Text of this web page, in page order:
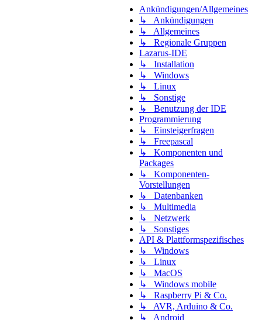
Ankündigungen/Allgemeines
↳ Ankündigungen
↳ Allgemeines
↳ Regionale Gruppen
Lazarus-IDE
↳ Installation
↳ Windows
↳ Linux
↳ Sonstige
↳ Benutzung der IDE
Programmierung
↳ Einsteigerfragen
↳ Freepascal
↳ Komponenten und
Packages
↳ Komponenten-
Vorstellungen
↳ Datenbanken
↳ Multimedia
↳ Netzwerk
↳ Sonstiges
API & Plattformspezifisches
↳ Windows
↳ Linux
↳ MacOS
↳ Windows mobile
↳ Raspberry Pi & Co.
↳ AVR, Arduino & Co.
↳ Android